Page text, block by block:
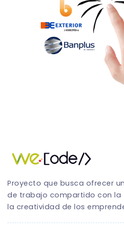
Proyecto que busca ofrecer
de trabajo compartido con la
la creatividad de los